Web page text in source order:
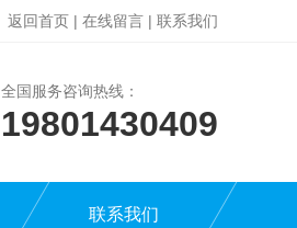
返回首页 | 在线留言 | 联系我们
全国服务咨询热线：
19801430409
联系我们